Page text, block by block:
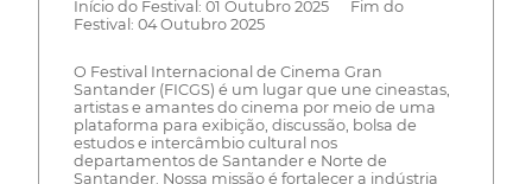
Início do Festival: 01 Outubro 2025 Fim do
Festival: 04 Outubro 2025
O Festival Internacional de Cinema Gran
Santander (FICGS) é um lugar que une cineastas,
artistas e amantes do cinema por meio de uma
plataforma para exibição, discussão, bolsa de
estudos e intercâmbio cultural nos
departamentos de Santander e Norte de
Santander. Nossa missão é fortalecer a indústria